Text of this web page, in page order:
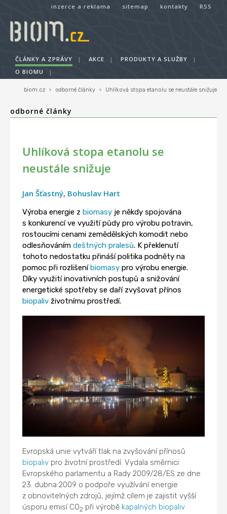
inzerce a reklama sitemap kontakty RSS
ČLÁNKY A ZPRÁVY | AKCE | PRODUKTY A SLUŽBY
|
O BIOMU
|
biom.cz › odborné články › Uhlíková stopa etanolu se neustále snižuje
odborné články
Uhlíková stopa etanolu se
neustále snižuje
Jan Šťastný, Bohuslav Hart
Výroba energie zbiomasy je někdy spojována
s konkurencí ve využití půdy pro výrobu potravin,
rostoucími cenami zemědělských komodit nebo
odlesňovánímdeštných pralesů. K překlenutí
tohoto nedostatku přináší politika podněty na
pomoc při rozlišeníbiomasy pro výrobu energie.
Díky využití inovativních postupů a snižování
energetické spotřeby se daří zvyšovat přínos
biopaliv životnímu prostředí.
Evropská unie vytváří tlak na zvyšování přínosů
biopaliv pro životní prostředí. Vydala směrnici
Evropského parlamentu a Rady 2009/28/ES ze dne
23. dubna 2009 o podpoře využívání energie
z obnovitelných zdrojů, jejímž cílem je zajistit vyšší
úsporu emisí CO2 při výrobě kapalných biopaliv